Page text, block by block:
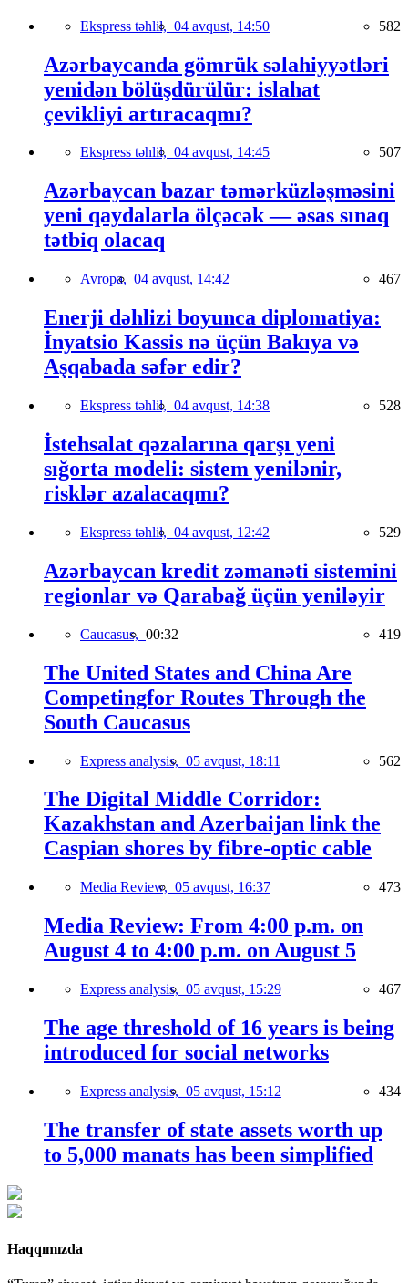
Ekspress təhlil, 04 avqust, 14:50 582
Azərbaycanda gömrük səlahiyyətləri
yenidən bölüşdürülür: islahat
çevikliyi artıracaqmı?
Ekspress təhlil, 04 avqust, 14:45 507
Azərbaycan bazar təmərküzləşməsini
yeni qaydalarla ölçəcək — əsas sınaq
tətbiq olacaq
Avropa, 04 avqust, 14:42 467
Enerji dəhlizi boyunca diplomatiya:
İnyatsio Kassis nə üçün Bakıya və
Aşqabada səfər edir?
Ekspress təhlil, 04 avqust, 14:38 528
İstehsalat qəzalarına qarşı yeni
sığorta modeli: sistem yenilənir,
risklər azalacaqmı?
Ekspress təhlil, 04 avqust, 12:42 529
Azərbaycan kredit zəmanəti sistemini
regionlar və Qarabağ üçün yeniləyir
Caucasus, 00:32 419
The United States and China Are
Competingfor Routes Through the
South Caucasus
Express analysis, 05 avqust, 18:11 562
The Digital Middle Corridor:
Kazakhstan and Azerbaijan link the
Caspian shores by fibre-optic cable
Media Review, 05 avqust, 16:37 473
Media Review: From 4:00 p.m. on
August 4 to 4:00 p.m. on August 5
Express analysis, 05 avqust, 15:29 467
The age threshold of 16 years is being
introduced for social networks
Express analysis, 05 avqust, 15:12 434
The transfer of state assets worth up
to 5,000 manats has been simplified
Haqqımızda